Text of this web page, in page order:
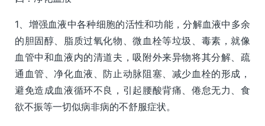
1、增强血液中各种细胞的活性和功能，分解血液中多余
的胆固醇、脂质过氧化物、微血栓等垃圾、毒素，就像
血管中和血液内的清道夫，吸附外来异物将其分解、疏
通血管、净化血液、防止动脉阻塞、减少血栓的形成，
避免造成血液循环不良，引起腰酸背痛、倦怠无力、食
欲不振等一切似病非病的不舒服症状。